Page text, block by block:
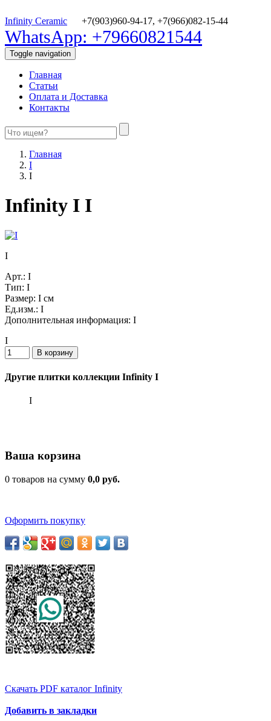
Infinity Ceramic +7(903)960-94-17, +7(966)082-15-44
WhatsApp: +79660821544
Toggle navigation
Главная
Статьи
Оплата и Доставка
Контакты
Главная
I
I
Infinity I I
I
Арт.: I
Тип: I
Размер: I см
Ед.изм.: I
Дополнительная информация: I
I
Другие плитки коллекции Infinity I
I
Ваша корзина
0 товаров на сумму 0,0 руб.
Оформить покупку
Скачать PDF каталог Infinity
Добавить в закладки